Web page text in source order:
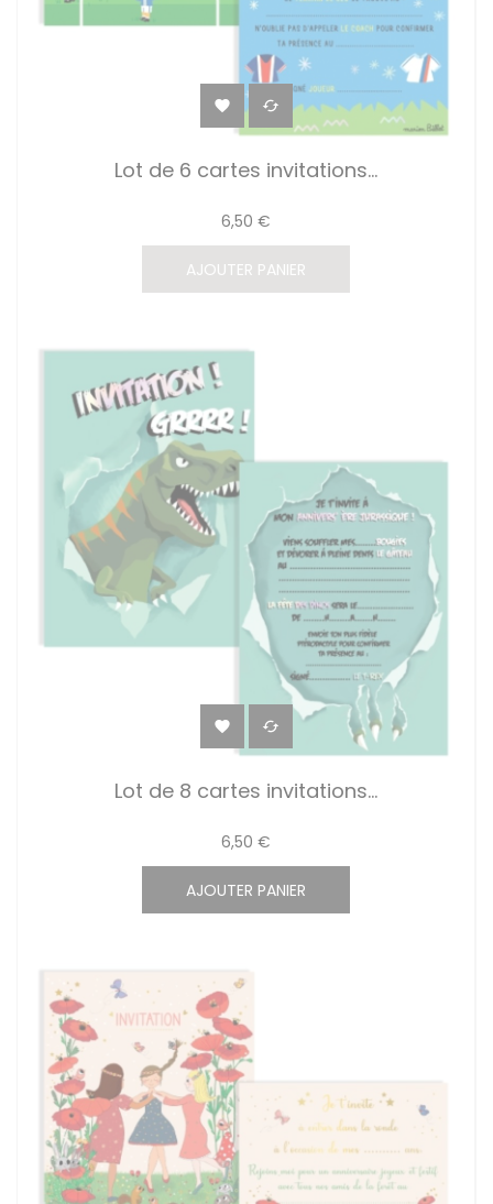
 
Lot de 6 cartes invitations...
6,50 €
AJOUTER PANIER
 
Lot de 8 cartes invitations...
6,50 €
AJOUTER PANIER